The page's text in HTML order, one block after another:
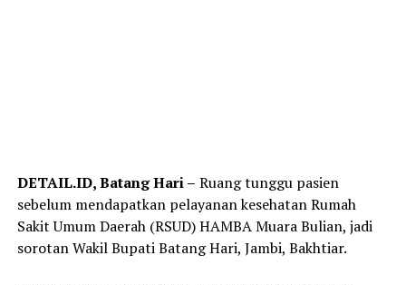
DETAIL.ID, Batang Hari – Ruang tunggu pasien
sebelum mendapatkan pelayanan kesehatan Rumah
Sakit Umum Daerah (RSUD) HAMBA Muara Bulian, jadi
sorotan Wakil Bupati Batang Hari, Jambi, Bakhtiar.